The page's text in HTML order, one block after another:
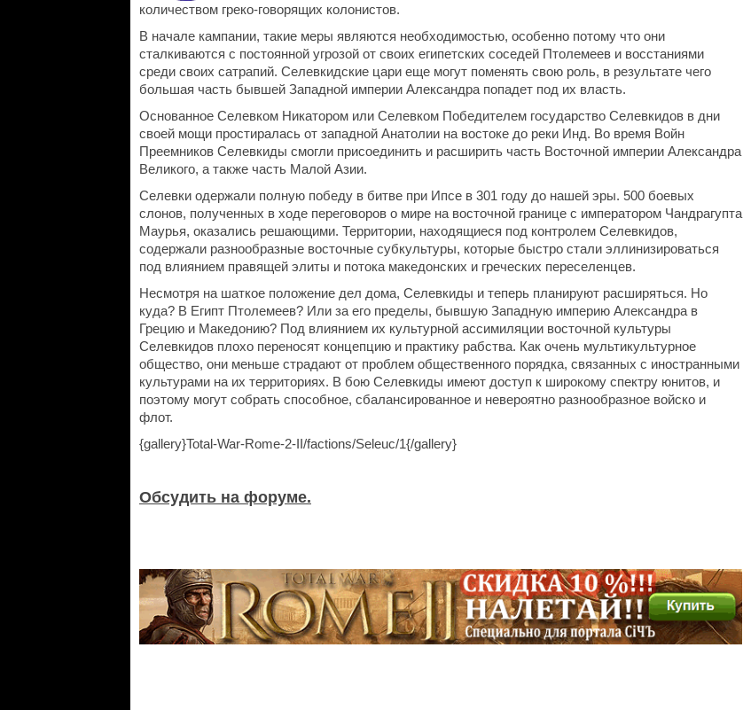
количеством греко-говорящих колонистов.
В начале кампании, такие меры являются необходимостью, особенно потому что они
сталкиваются с постоянной угрозой от своих египетских соседей Птолемеев и восстаниями
среди своих сатрапий. Селевкидские цари еще могут поменять свою роль, в результате чего
большая часть бывшей Западной империи Александра попадет под их власть.
Основанное Селевком Никатором или Селевком Победителем государство Селевкидов в дни
своей мощи простиралась от западной Анатолии на востоке до реки Инд. Во время Войн
Преемников Селевкиды смогли присоединить и расширить часть Восточной империи Александра
Великого, а также часть Малой Азии.
Селевки одержали полную победу в битве при Ипсе в 301 году до нашей эры. 500 боевых
слонов, полученных в ходе переговоров о мире на восточной границе с императором Чандрагупта
Маурья, оказались решающими. Территории, находящиеся под контролем Селевкидов,
содержали разнообразные восточные субкультуры, которые быстро стали эллинизироваться
под влиянием правящей элиты и потока македонских и греческих переселенцев.
Несмотря на шаткое положение дел дома, Селевкиды и теперь планируют расширяться. Но
куда? В Египт Птолемеев? Или за его пределы, бывшую Западную империю Александра в
Грецию и Македонию? Под влиянием их культурной ассимиляции восточной культуры
Селевкидов плохо переносят концепцию и практику рабства. Как очень мультикультурное
общество, они меньше страдают от проблем общественного порядка, связанных с иностранными
культурами на их территориях. В бою Селевкиды имеют доступ к широкому спектру юнитов, и
поэтому могут собрать способное, сбалансированное и невероятно разнообразное войско и
флот.
{gallery}Total-War-Rome-2-II/factions/Seleuc/1{/gallery}
Обсудить на форуме.